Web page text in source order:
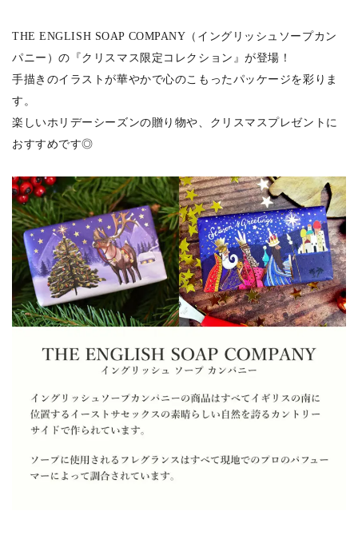
THE ENGLISH SOAP COMPANY（イングリッシュソープカン
パニー）の『クリスマス限定コレクション』が登場！
手描きのイラストが華やかで心のこもったパッケージを彩りま
す。
楽しいホリデーシーズンの贈り物や、クリスマスプレゼントに
おすすめです◎